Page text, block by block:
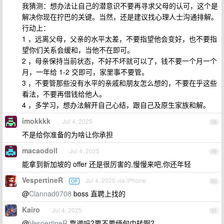
我猜测：想办法让自己的潜意识不要再寻求父母的认可，这个是
解决你现在拧巴的关键。当然，还是建议找心理人士沟通排解。
行动上：
1 ，远离父母，父亲的水平太差，不要指望他会变好，也不要指
望你们关系会缓和，当他不在即可。
2 ，母亲保持当前状态，不好不坏就可以了，钱不要一个月一个
月，一年给 1-2 交即可，家里事不要管。
3 ，不要管那些没有水平的亲戚和朋友怎么想的，不要在乎这些
看法，不要再借钱给他人。
4 ，多学习，想办法解开自己心结，跟自己及原生家族和解。
58
imokkkk Jul 4, 2025
不是给你准备的为啥让你承担
59
macaodoll Jul 4, 2025
能拿到新加坡的 offer 还是很厉害的,慢慢来吧,你还年轻
60
VespertineR OP Jul 4, 2025 via iPhone
@Clannad0708 boss 直聘上找的
61
Kairo Jul 4, 2025